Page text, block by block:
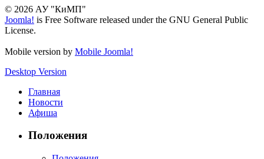
© 2026 АУ "КиМП"
Joomla! is Free Software released under the GNU General Public
License.
Mobile version by Mobile Joomla!
Desktop Version
Главная
Новости
Афиша
Положения